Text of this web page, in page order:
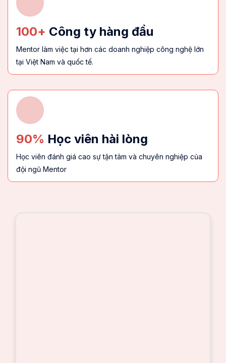
100+ Công ty hàng đầu
Mentor làm việc tại hơn các doanh nghiệp công nghệ lớn
tại Việt Nam và quốc tế.
90% Học viên hài lòng
Học viên đánh giá cao sự tận tâm và chuyên nghiệp của
đội ngũ Mentor